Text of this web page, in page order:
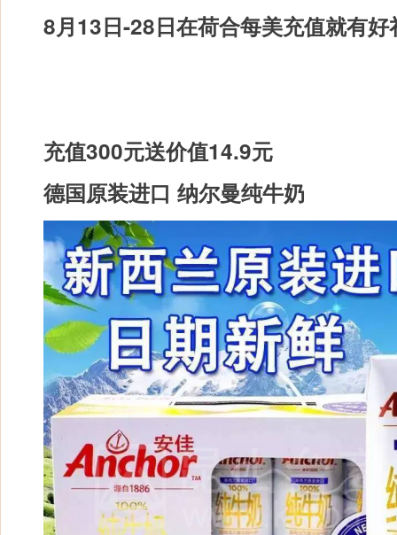
8月13日-28日在荷合每美充值就有好
充值300元送价值14.9元
德国原装进口 纳尔曼纯牛奶